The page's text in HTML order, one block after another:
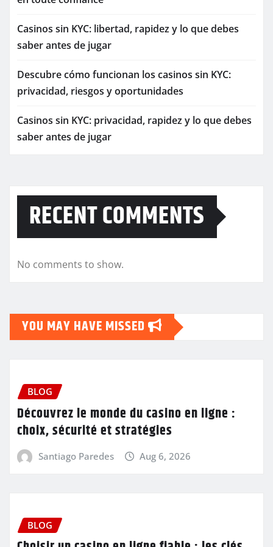
Casinos sin KYC: libertad, rapidez y lo que debes
saber antes de jugar
Descubre cómo funcionan los casinos sin KYC:
privacidad, riesgos y oportunidades
Casinos sin KYC: privacidad, rapidez y lo que debes
saber antes de jugar
RECENT COMMENTS
No comments to show.
YOU MAY HAVE MISSED
BLOG
Découvrez le monde du casino en ligne :
choix, sécurité et stratégies
Santiago Paredes Aug 6, 2026
BLOG